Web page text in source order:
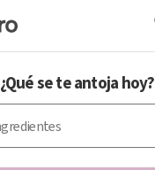
¿Qué se te antoja hoy?